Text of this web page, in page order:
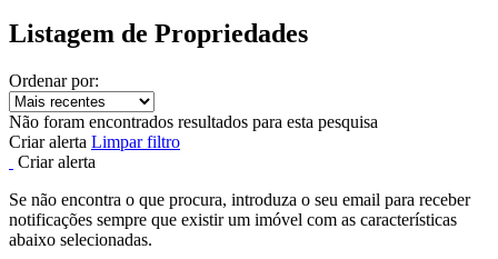
Listagem de Propriedades
Ordenar por:
Não foram encontrados resultados para esta pesquisa
Criar alerta Limpar filtro
Criar alerta
Se não encontra o que procura, introduza o seu email para receber
notificações sempre que existir um imóvel com as características
abaixo selecionadas.